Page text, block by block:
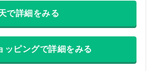
で詳細をみる
ピングで詳細をみる